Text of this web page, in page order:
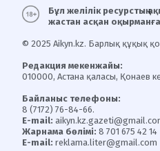
Бұл желілік ресурстың
жастан асқан
© 2025 Aikyn.kz. Барлық құқық
Редакция мекенжайы:
010000, Астана қаласы, Қонаев
Байланыс телефоны:
8 (7172) 76-84-66.
E-mail:
Жарнама бөлімі: 8 701 675 42 14
E-mail: reklama.liter@gmail.com